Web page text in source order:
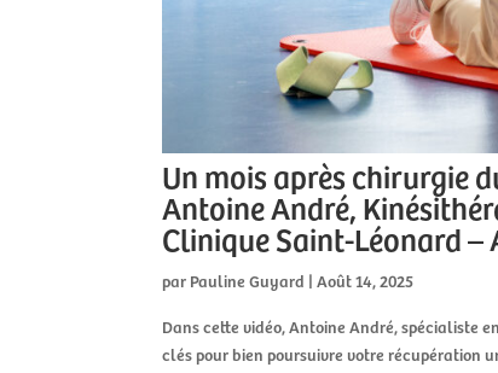
Un mois après chirurgie
Antoine André,
Clinique Saint-Léonard –
par Pauline Guyard |Août 14, 2025
Dans cette vidéo, Antoine André, spécialiste
clés pour bien poursuivre votre récupération